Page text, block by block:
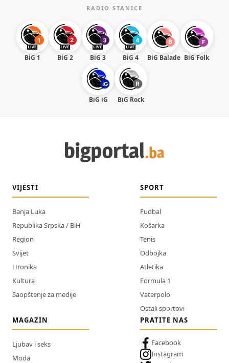
RADIO STANICE
BiG 1 BiG 2 BiG 3 BiG 4 BiG Balade BiG Folk
BiG iG BiG Rock
VIJESTI
Banja Luka
Republika Srpska / BiH
Region
Svijet
Hronika
Kultura
Saopštenje za medije
SPORT
Fudbal
Košarka
Tenis
Odbojka
Atletika
Formula 1
Vaterpolo
Ostali sportovi
MAGAZIN
Ljubav i seks
Moda
PRATITE NAS
Facebook
Instagram